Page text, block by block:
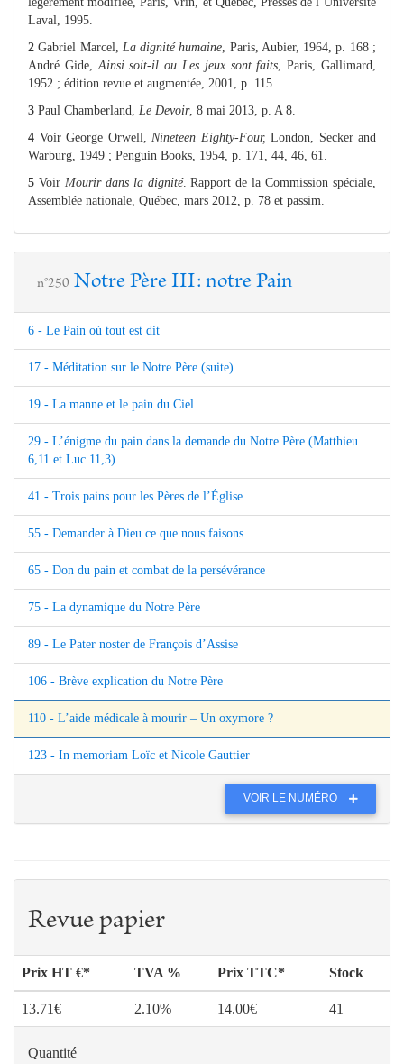
Laval, 1995.
2 Gabriel Marcel, La dignité humaine , Paris, Aubier, 1964, p. 168 ;
André Gide, Ainsi soit-il ou Les jeux sont faits , Paris, Gallimard,
1952 ; édition revue et augmentée, 2001, p. 115.
3 Paul Chamberland, Le Devoir, 8 mai 2013, p. A 8.
4 Voir George Orwell, Nineteen Eighty-Four, London, Secker and
Warburg, 1949 ; Penguin Books, 1954, p. 171, 44, 46, 61.
5 Voir Mourir dans la dignité. Rapport de la Commission spéciale,
Assemblée nationale, Québec, mars 2012, p. 78 et passim.
n°250 Notre Père III: notre Pain
6 - Le Pain où tout est dit
17 - Méditation sur le Notre Père (suite)
19 - La manne et le pain du Ciel
29 - L’énigme du pain dans la demande du Notre Père (Matthieu
6,11 et Luc 11,3)
41 - Trois pains pour les Pères de l’Église
55 - Demander à Dieu ce que nous faisons
65 - Don du pain et combat de la persévérance
75 - La dynamique du Notre Père
89 - Le Pater noster de François d’Assise
106 - Brève explication du Notre Père
110 - L’aide médicale à mourir – Un oxymore ?
123 - In memoriam Loïc et Nicole Gauttier
VOIR LE NUMÉRO
Revue papier
Prix HT €* TVA % Prix TTC* Stock
13.71€ 2.10% 14.00€ 41
Quantité